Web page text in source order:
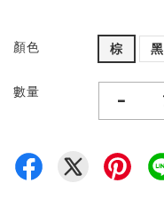
顏色 棕 黑
數量 -